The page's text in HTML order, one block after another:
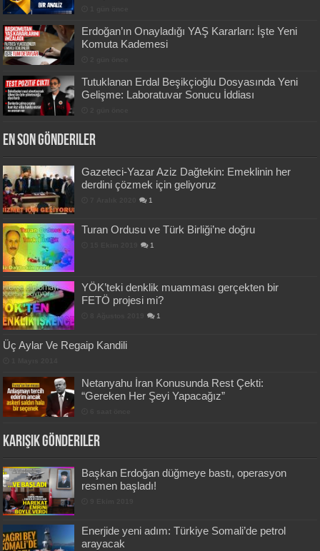
Erdoğan’ın Onayladığı YAŞ Kararları: İşte Yeni
Komuta Kademesi
Tutuklanan Erdal Beşikçioğlu Dosyasında Yeni
Gelişme: Laboratuvar Sonucu İddiası
En Son Gönderiler
Gazeteci-Yazar Aziz Dağtekin: Emeklinin her
derdini çözmek için geliyoruz
1
Turan Ordusu ve Türk Birliği’ne doğru
1
YÖK’teki denklik muamması gerçekten bir
FETÖ projesi mi?
1
Üç Aylar Ve Regaip Kandili
Netanyahu İran Konusunda Rest Çekti:
“Gereken Her Şeyi Yapacağız”
Karışık Gönderiler
Başkan Erdoğan düğmeye bastı, operasyon
resmen başladı!
Enerjide yeni adım: Türkiye Somali’de petrol
arayacak